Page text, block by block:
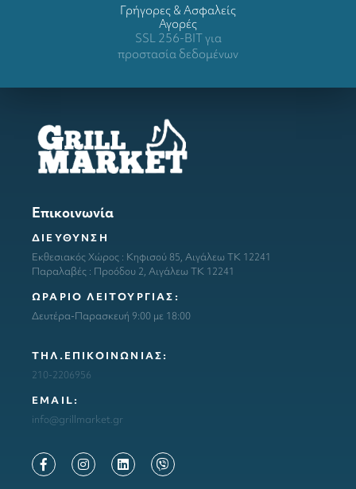
Γρήγορες & Ασφαλείς
Αγορές
SSL 256-BIT για
προστασία δεδομένων
Επικοινωνία
ΔΙΕΥΘΥΝΣΗ
Εκθεσιακός Χώρος : Κηφισού 85, Αιγάλεω ΤΚ 12241
Παραλαβές : Προόδου 2, Αιγάλεω ΤΚ 12241
ΩΡΑΡΙΟ ΛΕΙΤΟΥΡΓΙΑΣ:
Δευτέρα-Παρασκευή 9:00 με 18:00
ΤΗΛ.ΕΠΙΚΟΙΝΩΝΙΑΣ:
210-2206956
ΕΜΑΙL:
info@grillmarket.gr